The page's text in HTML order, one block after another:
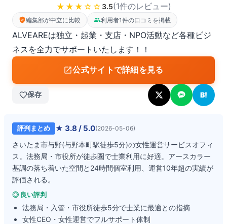
★★★ ☆☆ 3.5(1件のレビュー)
編集部が中立に比較 利用者1件の口コミを掲載
ALVEAREは独立・起業・支店・NPO活動など各種ビジ
ネスを全力でサポートいたします！！
公式サイトで詳細を見る
保存 B!
評判まとめ ★ 3.8 / 5.0(2026-05-06)
さいたま市与野(与野本町駅徒歩5分)の女性運営サービスオフィ
ス。法務局・市役所が徒歩圏で士業利用に好適。アースカラー
基調の落ち着いた空間と24時間個室利用、運営10年超の実績が
評価される。
◎ 良い評判
法務局・入管・市役所徒歩5分で士業に最適との指摘
女性CEO・女性運営でフルサポート体制